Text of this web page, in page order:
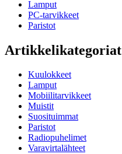
Lamput
PC-tarvikkeet
Paristot
Artikkelikategoriat
Kuulokkeet
Lamput
Mobiilitarvikkeet
Muistit
Suosituimmat
Paristot
Radiopuhelimet
Varavirtalähteet